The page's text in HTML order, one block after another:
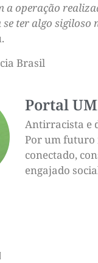
a operação
ter algo sigiloso
Brasil
Portal
Antirracista e
Por um futuro
conectado,
engajado